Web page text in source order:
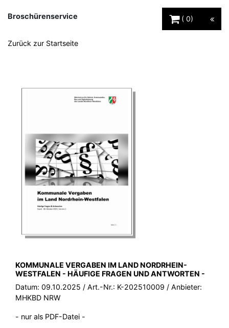
Broschürenservice
0
Zurück zur Startseite
BROSCHÜRE:
KOMMUNALE VERGABEN IM LAND NORDRHEIN-
WESTFALEN - HÄUFIGE FRAGEN UND ANTWORTEN -
Datum: 09.10.2025 / Art.-Nr.: K-202510009 / Anbieter:
MHKBD NRW
- nur als PDF-Datei -